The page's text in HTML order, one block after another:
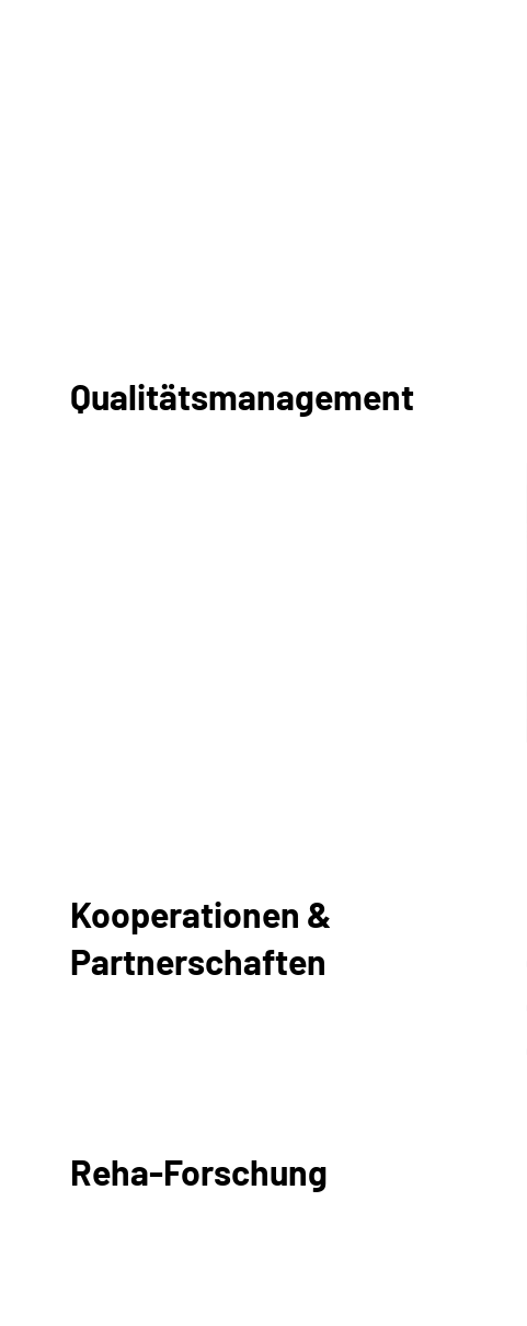
Qualitätsmanagement
Kooperationen &
Partnerschaften
Reha-Forschung